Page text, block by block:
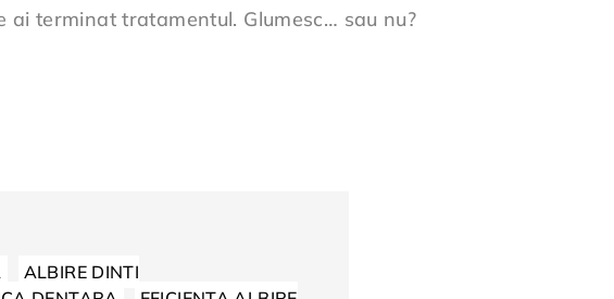
ai terminat tratamentul. Glumesc… sau nu?
ALBIRE DINTI